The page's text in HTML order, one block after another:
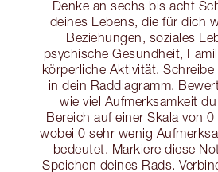
Denke an sechs bis acht
deines Lebens, die für dich
Beziehungen, soziales
psychische Gesundheit,
körperliche Aktivität. Schreibe
in dein Raddiagramm.
wie viel Aufmerksamkeit
Bereich auf einer Skala von
wobei 0 sehr wenig
bedeutet. Markiere diese
Speichen deines Rads.